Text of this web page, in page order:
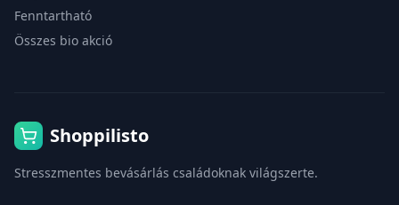
Fenntartható
Összes bio akció
Shoppilisto
Stresszmentes bevásárlás családoknak világszerte.